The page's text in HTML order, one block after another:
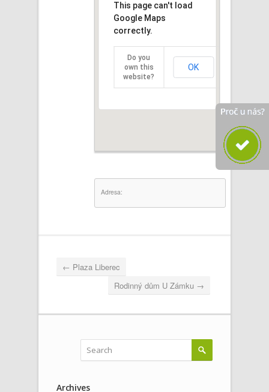
This page can't load
Google Maps
correctly.
Do you
own this
website?
OK
Adresa:
← Plaza Liberec
Rodinný dům U Zámku →
Archives